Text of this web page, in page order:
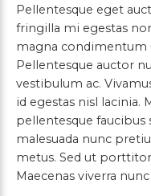
Pellentesque eget
fringilla mi egestas
magna condimentum
Pellentesque auctor
vestibulum ac.
id egestas nisl lacinia.
pellentesque faucibus
malesuada nunc
metus. Sed ut
Maecenas viverra